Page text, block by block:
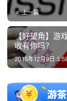
2
0
2
5
第
十
届
金
上一篇
【好望角】游
收有你吗？
2015年12月9日